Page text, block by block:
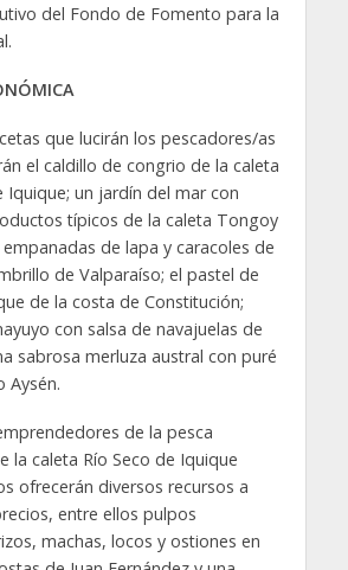
del Fondo de Fomento para la
que lucirán los pescadores/as
el caldillo de congrio de la caleta
Iquique; un jardín del mar con
típicos de la caleta Tongoy
de lapa y caracoles de
de Valparaíso; el pastel de
de la costa de Constitución;
con salsa de navajuelas de
sabrosa merluza austral con puré
Aysén.
de la pesca
la caleta Río Seco de Iquique
ofrecerán diversos recursos a
entre ellos pulpos
machas, locos y ostiones en